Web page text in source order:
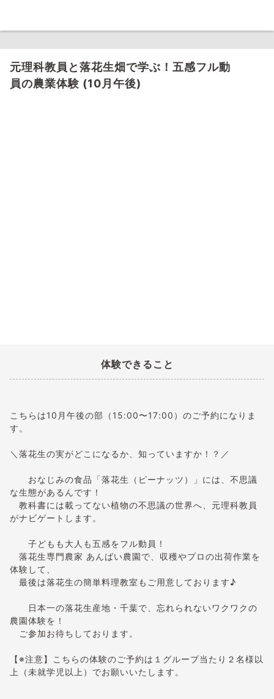
元理科教員と落花生畑で学ぶ！五感フル動
員の農業体験 (10月午後)
体験できること
こちらは10月午後の部（15:00〜17:00）のご予約になりま
す。
＼落花生の実がどこになるか、知っていますか！？／
おなじみの食品「落花生（ピーナッツ）」には、不思議
な生態があるんです！
教科書には載ってない植物の不思議の世界へ、元理科教員
がナビゲートします。
子どもも大人も五感をフル動員！
落花生専門農家 あんばい農園で、収穫やプロの出荷作業を
体験して、
最後は落花生の簡単料理教室もご用意しております♪
日本一の落花生産地・千葉で、忘れられないワクワクの
農園体験を！
ご参加お待ちしております。
【※注意】こちらの体験のご予約は１グループ当たり２名様以
上（未就学児以上）でお願いいたします。